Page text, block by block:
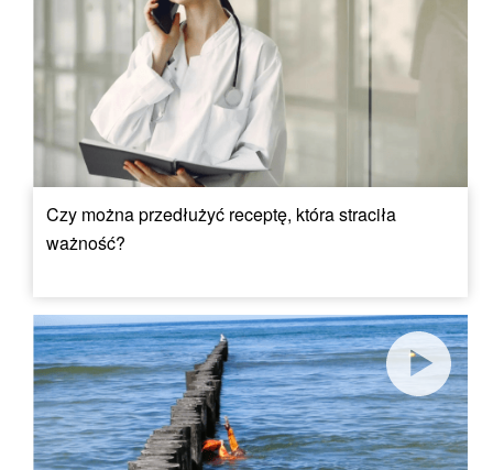
Czy można przedłużyć receptę, która straciła
ważność?